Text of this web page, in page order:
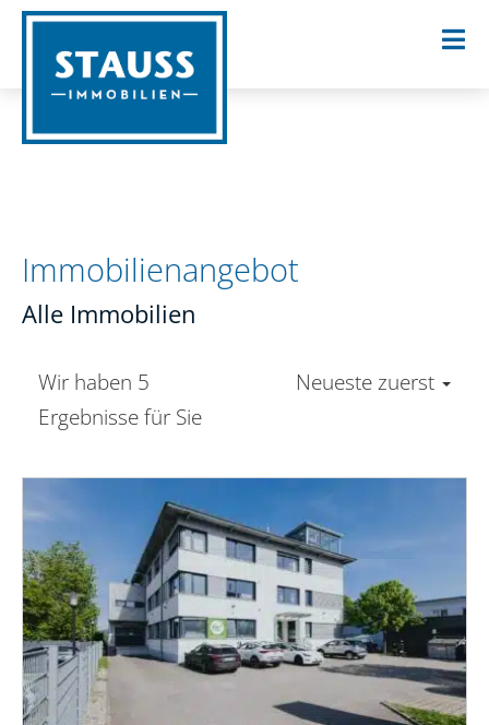
Immobilien­angebot
Alle Immobilien
Wir haben 5
Ergebnisse für Sie
Neueste zuerst